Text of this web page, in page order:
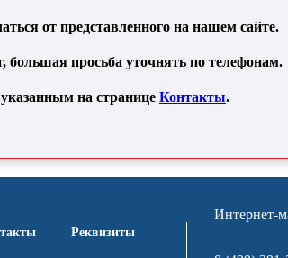
от представленного на нашем сайте.
большая просьба уточнять по телефонам.
на странице Контакты.
Реквизиты
Интернет-